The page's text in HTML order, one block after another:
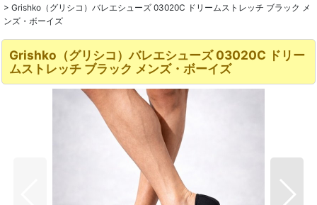
> Grishko（グリシコ）バレエシューズ 03020C ドリームストレッチ ブラック メ
ンズ・ボーイズ
Grishko（グリシコ）バレエシューズ 03020C ドリー
ムストレッチ ブラック メンズ・ボーイズ